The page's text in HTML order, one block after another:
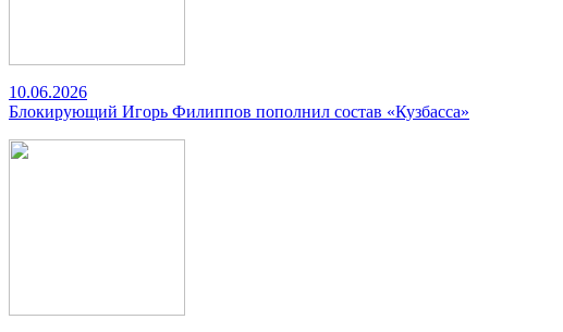
10.06.2026
Блокирующий Игорь Филиппов пополнил состав «Кузбасса»